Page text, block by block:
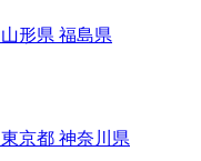
山形県 福島県
東京都 神奈川県